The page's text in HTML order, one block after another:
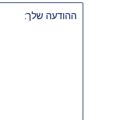
ההודעה
שלך: